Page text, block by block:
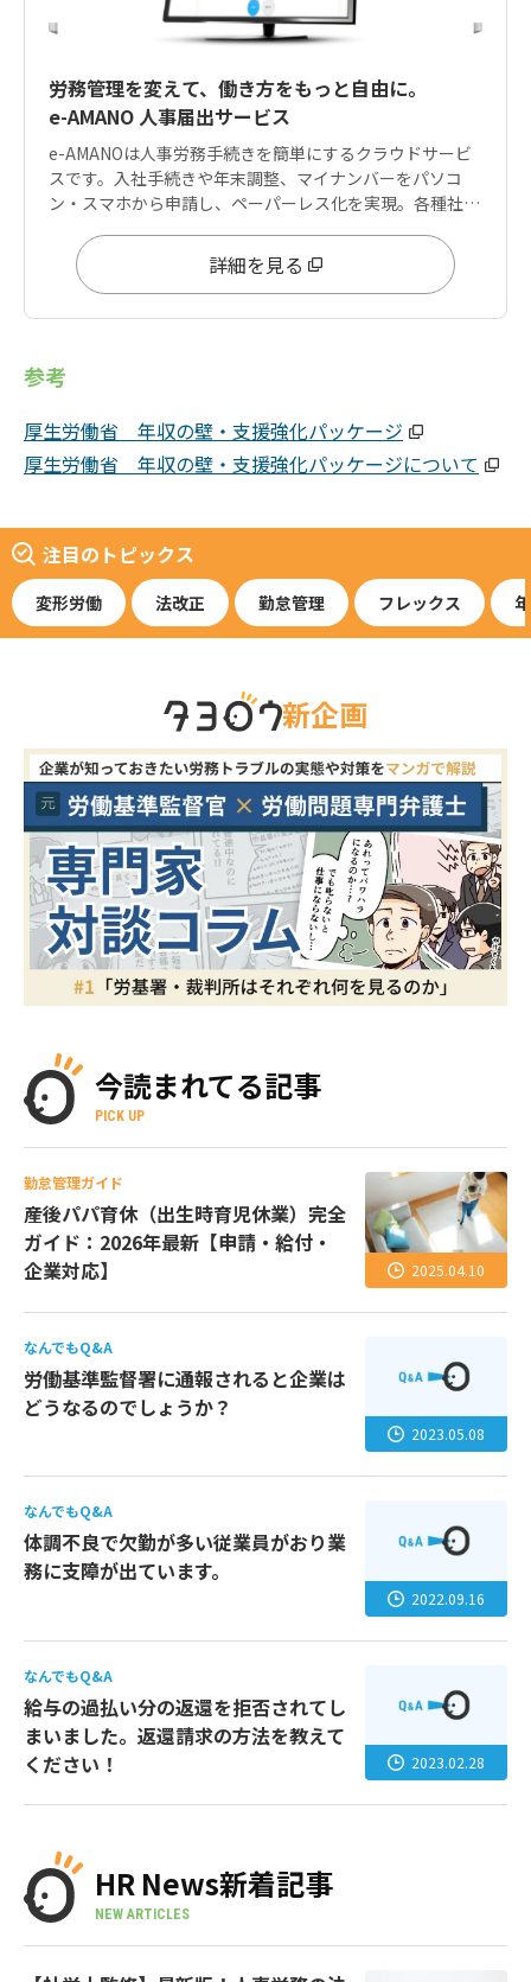
労務管理を変えて、働き方をもっと自由に。
e-AMANO 人事届出サービス
e-AMANOは人事労務手続きを簡単にするクラウドサービ
スです。入社手続きや年末調整、マイナンバーをパソコ
ン・スマホから申請し、ペーパーレス化を実現。各種社会
詳細を見る
参考
厚生労働省 年収の壁・支援強化パッケージ
厚生労働省 年収の壁・支援強化パッケージについて
注目のトピックス
変形労働 法改正 勤怠管理 フレックス
新企画
今読まれてる記事
PICK UP
勤怠管理ガイド
産後パパ育休（出生時育児休業）完全
ガイド：2026年最新【申請・給付・
企業対応】
2025.04.10
なんでもQ&A
労働基準監督署に通報されると企業は
どうなるのでしょうか？
2023.05.08
なんでもQ&A
体調不良で欠勤が多い従業員がおり業
務に支障が出ています。
2022.09.16
なんでもQ&A
給与の過払い分の返還を拒否されてし
まいました。返還請求の方法を教えて
ください！
2023.02.28
HR News新着記事
NEW ARTICLES